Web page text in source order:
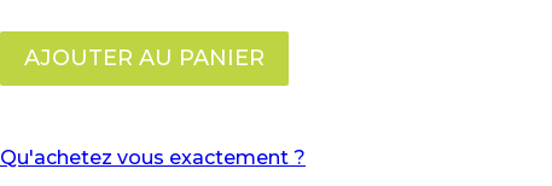
AJOUTER AU PANIER
Qu'achetez vous exactement ?